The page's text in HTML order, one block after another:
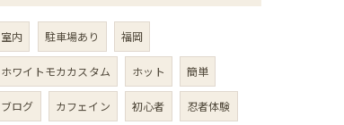
室内 駐車場あり 福岡
ホワイトモカカスタム ホット 簡単
ブログ カフェイン 初心者 忍者体験